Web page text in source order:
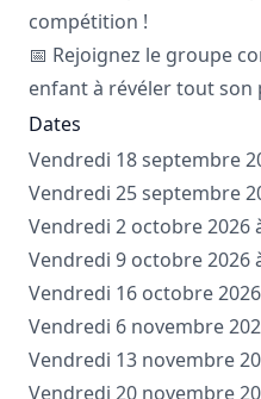
compétition !
📅 Rejoignez le groupe
enfant à révéler tout
Dates
Vendredi 18 septembre
Vendredi 25 septembre
Vendredi 2 octobre 2026
Vendredi 9 octobre 2026
Vendredi 16 octobre
Vendredi 6 novembre
Vendredi 13 novembre
Vendredi 20 novembre